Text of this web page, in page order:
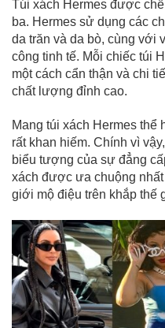
Túi xách Hermes được
ba. Hermes sử dụng các
da trăn và da bò, cùng với
công tinh tế. Mỗi chiếc túi
một cách cẩn thận và chi
chất lượng đỉnh cao.
Mang túi xách Hermes thể
rất khan hiếm. Chính vì
biểu tượng của sự đẳng
xách được ưa chuộng
giới mộ điệu trên khắp thế